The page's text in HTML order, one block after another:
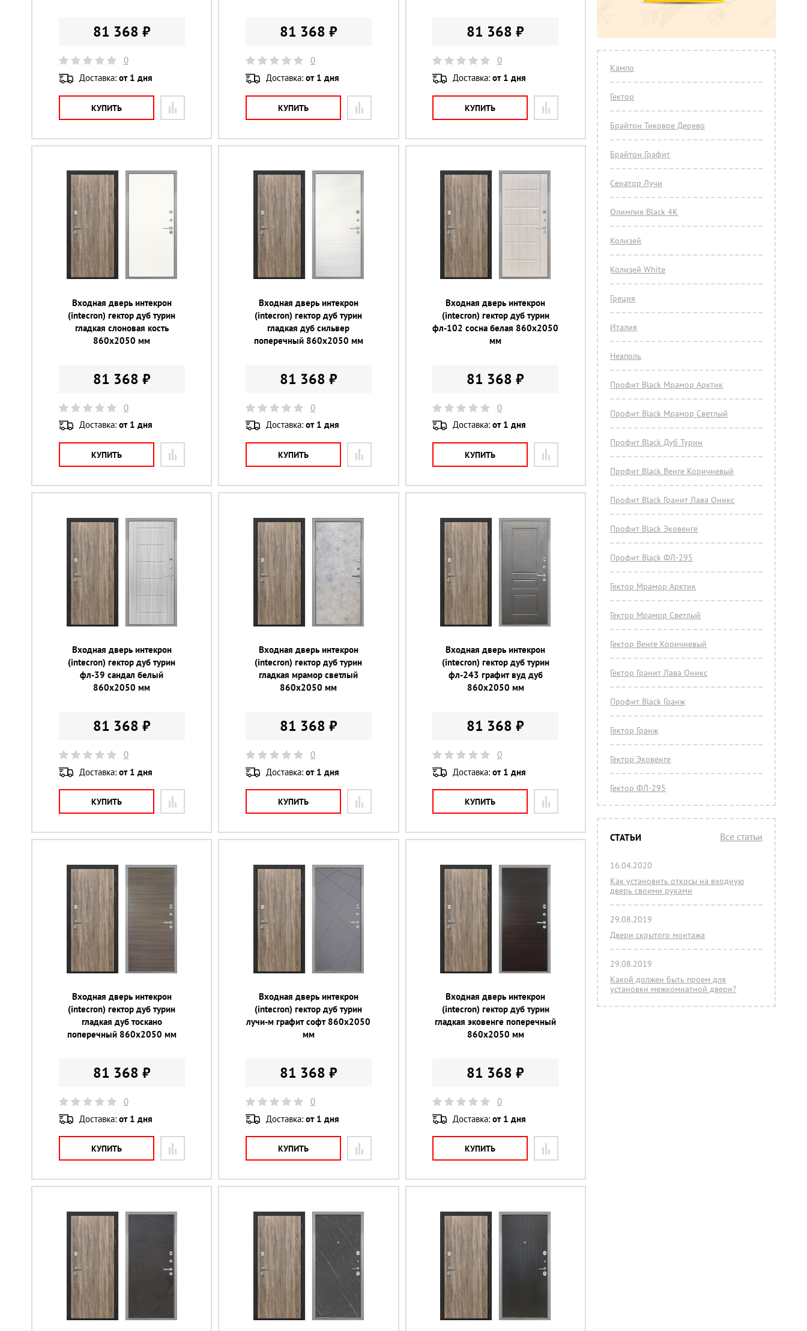
81 368 ₽
0
Доставка: от 1 дня
КУПИТЬ
81 368 ₽
0
Доставка: от 1 дня
КУПИТЬ
81 368 ₽
0
Доставка:от 1 дня
КУПИТЬ
Входная дверь интекрон
(intecron) гектор дуб турин
гладкая слоновая кость
860х2050 мм
81 368 ₽
0
Доставка: от 1 дня
КУПИТЬ
Входная дверь интекрон
(intecron) гектор дуб турин
гладкая дуб сильвер
поперечный 860х2050 мм
81 368 ₽
0
Доставка: от 1 дня
КУПИТЬ
Входная дверь интекрон
(intecron) гектор дуб турин
фл-102 сосна белая 860х2050
мм
81 368 ₽
0
Доставка:от 1 дня
КУПИТЬ
Входная дверь интекрон
(intecron) гектор дуб турин
фл-39 сандал белый
860х2050 мм
81 368 ₽
0
Доставка: от 1 дня
КУПИТЬ
Входная дверь интекрон
(intecron) гектор дуб турин
гладкая мрамор светлый
860х2050 мм
81 368 ₽
0
Доставка: от 1 дня
КУПИТЬ
Входная дверь интекрон
(intecron) гектор дуб турин
фл-243 графит вуд дуб
860х2050 мм
81 368 ₽
0
Доставка:от 1 дня
КУПИТЬ
Входная дверь интекрон
(intecron) гектор дуб турин
гладкая дуб тоскано
поперечный 860х2050 мм
81 368 ₽
0
Доставка: от 1 дня
КУПИТЬ
Входная дверь интекрон
(intecron) гектор дуб турин
лучи-м графит софт 860х2050
мм
81 368 ₽
0
Доставка: от 1 дня
КУПИТЬ
Входная дверь интекрон
(intecron) гектор дуб турин
гладкая эковенге поперечный
860х2050 мм
81 368 ₽
0
Доставка:от 1 дня
КУПИТЬ
Кампо
Гектор
Брайтон Тиковое Дерево
Брайтон Графит
Сенатор Лучи
Олимпия Black 4К
Колизей
Колизей White
Греция
Италия
Неаполь
Профит Black Мрамор Арктик
Профит Black Мрамор Светлый
Профит Black Дуб Турин
Профит Black Венге Коричневый
Профит Black Гранит Лава Оникс
Профит Black Эковенге
Профит Black ФЛ-295
Гектор Мрамор Арктик
Гектор Мрамор Светлый
Гектор Венге Коричневый
Гектор Гранит Лава Оникс
Профит Black Гранж
Гектор Гранж
Гектор Эковенге
Гектор ФЛ-295
СТАТЬИ Все статьи
16.04.2020
Как установить откосы на входную
дверь своими руками
29.08.2019
Двери скрытого монтажа
29.08.2019
Какой должен быть проем для
установки межкомнатной двери?